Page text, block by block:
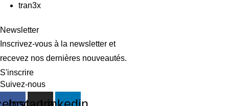
tran3x
Newsletter
Inscrivez-vous à la newsletter et
recevez nos dernières nouveautés.
S'inscrire
Suivez-nous